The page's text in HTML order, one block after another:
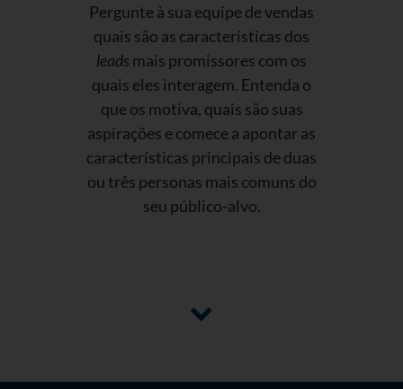
Pergunte à sua equipe de vendas
quais são as características dos
leads mais promissores com os
quais eles interagem. Entenda o
que os motiva, quais são suas
aspirações e comece a apontar as
características principais de duas
ou três personas mais comuns do
seu público-alvo.